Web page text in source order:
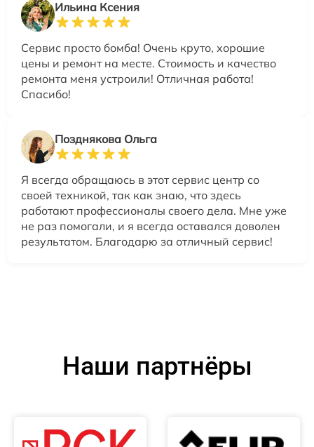
Ильина Ксения
Сервис просто бомба! Очень круто, хорошие
цены и ремонт на месте. Стоимость и качество
ремонта меня устроили! Отличная работа!
Спасибо!
Позднякова Ольга
Я всегда обращаюсь в этот сервис центр со
своей техникой, так как знаю, что здесь
работают профессионалы своего дела. Мне уже
не раз помогали, и я всегда оставался доволен
результатом. Благодарю за отличный сервис!
Наши партнёры